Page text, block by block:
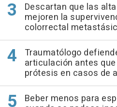
Descartan que las
mejoren la
colorrectal
Traumatólogo
articulación antes
prótesis en casos de
Beber menos para